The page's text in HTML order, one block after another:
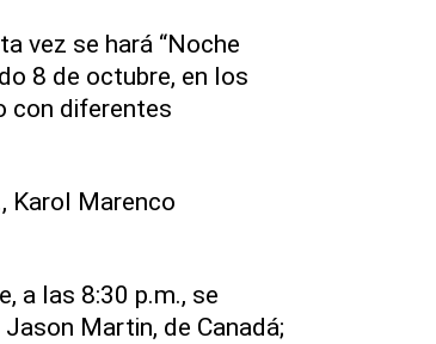
vez se hará “Noche
8 de octubre, en los
con diferentes
Karol Marenco
a las 8:30 p.m., se
Martin, de Canadá;